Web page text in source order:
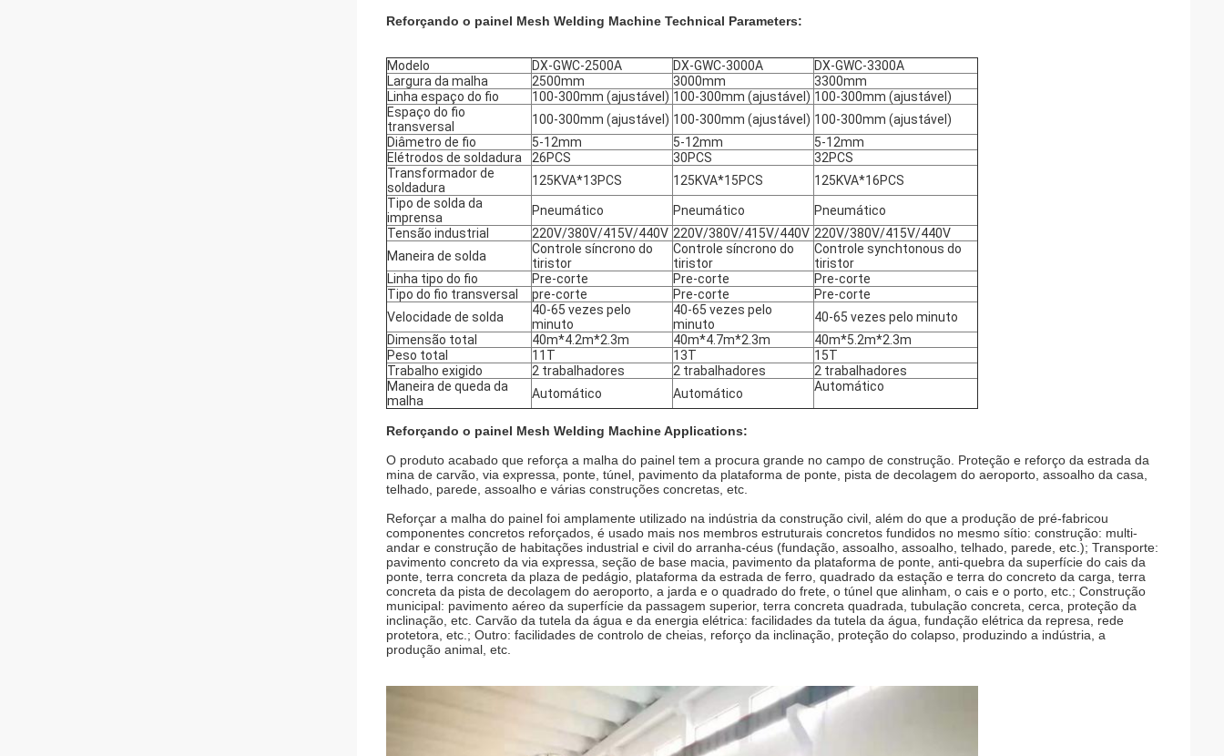
Reforçando o painel Mesh Welding Machine Technical Parameters:
Modelo DX-GWC-2500A DX-GWC-3000A
DX-GWC-3300A
Largura da malha
2500mm 3000mm
3300mm
Linha espaço do fio
100-300mm (ajustável) 100-300mm (ajustável) 100-300mm (ajustável)
Espaço do fio
transversal
100-300mm (ajustável) 100-300mm (ajustável) 100-300mm (ajustável)
Diâmetro de fio
5-12mm 5-12mm
5-12mm
Elétrodos de soldadura
26PCS 30PCS
32PCS
Transformador de
soldadura
125KVA*13PCS 125KVA*15PCS
125KVA*16PCS
Tipo de solda da
imprensa
Pneumático Pneumático
Pneumático
Tensão industrial
220V/380V/415V/440V 220V/380V/415V/440V 220V/380V/415V/440V
Maneira de solda
Controle síncrono do
tiristor
Controle síncrono do
tiristor
Controle synchtonous do
tiristor
Linha tipo do fio
Pre-corte Pre-corte
Pre-corte
Tipo do fio transversal
pre-corte Pre-corte
Pre-corte
Velocidade de solda
40-65 vezes pelo
minuto
40-65 vezes pelo
minuto
40-65 vezes pelo minuto
Dimensão total
40m*4.2m*2.3m 40m*4.7m*2.3m
40m*5.2m*2.3m
Peso total
11T 13T
15T
Trabalho exigido
2 trabalhadores 2 trabalhadores
2 trabalhadores
Maneira de queda da
malha
Automático Automático Automático
Reforçando o painel Mesh Welding Machine Applications:
O produto acabado que reforça a malha do painel tem a procura grande no campo de construção. Proteção e reforço da estrada da
mina de carvão, via expressa, ponte, túnel, pavimento da plataforma de ponte, pista de decolagem do aeroporto, assoalho da casa,
telhado, parede, assoalho e várias construções concretas, etc.
Reforçar a malha do painel foi amplamente utilizado na indústria da construção civil, além do que a produção de pré-fabricou
componentes concretos reforçados, é usado mais nos membros estruturais concretos fundidos no mesmo sítio: construção: multi-
andar e construção de habitações industrial e civil do arranha-céus (fundação, assoalho, assoalho, telhado, parede, etc.); Transporte:
pavimento concreto da via expressa, seção de base macia, pavimento da plataforma de ponte, anti-quebra da superfície do cais da
ponte, terra concreta da plaza de pedágio, plataforma da estrada de ferro, quadrado da estação e terra do concreto da carga, terra
concreta da pista de decolagem do aeroporto, a jarda e o quadrado do frete, o túnel que alinham, o cais e o porto, etc.; Construção
municipal: pavimento aéreo da superfície da passagem superior, terra concreta quadrada, tubulação concreta, cerca, proteção da
inclinação, etc. Carvão da tutela da água e da energia elétrica: facilidades da tutela da água, fundação elétrica da represa, rede
protetora, etc.; Outro: facilidades de controlo de cheias, reforço da inclinação, proteção do colapso, produzindo a indústria, a
produção animal, etc.